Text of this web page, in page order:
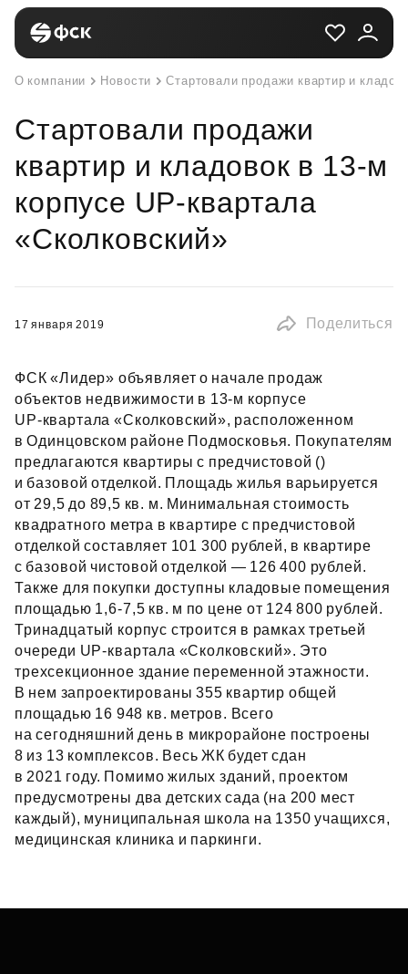
О компании Новости Стартовали продажи квартир и
Стартовали продажи
квартир и кладовок в 13-м
корпусе UP-квартала
«Сколковский»
17 января 2019 Поделиться
ФСК «Лидер» объявляет о начале продаж
объектов недвижимости в 13‑м корпусе
UP‑квартала «Сколковский», расположенном
в Одинцовском районе Подмосковья. Покупателям
предлагаются квартиры с предчистовой ()
и базовой отделкой. Площадь жилья варьируется
от 29,5 до 89,5 кв. м. Минимальная стоимость
квадратного метра в квартире с предчистовой
отделкой составляет 101 300 рублей, в квартире
с базовой чистовой отделкой — 126 400 рублей.
Также для покупки доступны кладовые помещения
площадью 1,6‑7,5 кв. м по цене от 124 800 рублей.
Тринадцатый корпус строится в рамках третьей
очереди UP‑квартала «Сколковский». Это
трехсекционное здание переменной этажности.
В нем запроектированы 355 квартир общей
площадью 16 948 кв. метров. Всего
на сегодняшний день в микрорайоне построены
8 из 13 комплексов. Весь ЖК будет сдан
в 2021 году. Помимо жилых зданий, проектом
предусмотрены два детских сада (на 200 мест
каждый), муниципальная школа на 1350 учащихся,
медицинская клиника и паркинги.